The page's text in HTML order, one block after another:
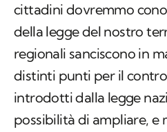
cittadini dovremmo
della legge del nostro
regionali sanciscono in
distinti punti per il
introdotti dalla legge
possibilità di ampliare, e